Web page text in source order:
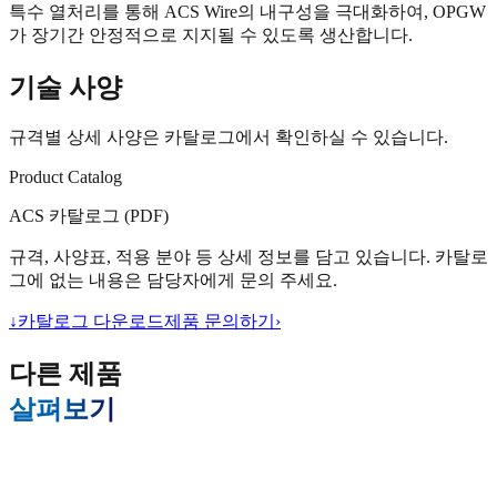
특수 열처리를 통해 ACS Wire의 내구성을 극대화하여, OPGW
가 장기간 안정적으로 지지될 수 있도록 생산합니다.
기술 사양
규격별 상세 사양은 카탈로그에서 확인하실 수 있습니다.
Product Catalog
ACS 카탈로그 (PDF)
규격, 사양표, 적용 분야 등 상세 정보를 담고 있습니다. 카탈로
그에 없는 내용은 담당자에게 문의 주세요.
↓카탈로그 다운로드제품 문의하기 ›
다른 제품
살펴보기